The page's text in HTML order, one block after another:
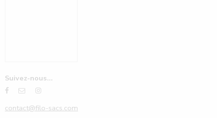
Suivez-nous...
contact@filo-sacs.com